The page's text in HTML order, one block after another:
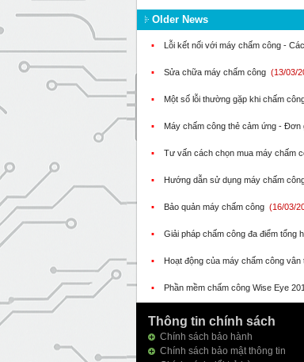
Older News
▪ Lỗi kết nối với máy chấm công -
▪ Sửa chữa máy chấm công (13/03/
▪ Một số lỗi thường gặp khi chấm
▪ Máy chấm công thẻ cảm ứng - Đơn
▪ Tư vấn cách chọn mua máy chấm
▪ Hướng dẫn sử dụng máy chấm
▪ Bảo quản máy chấm công (16/03/
▪ Giải pháp chấm công đa điểm tổng
▪ Hoạt động của máy chấm công vân
▪ Phần mềm chấm công Wise Eye
Thông tin chính sách
Chính sách bảo hành
Chính sách bảo mật thông tin